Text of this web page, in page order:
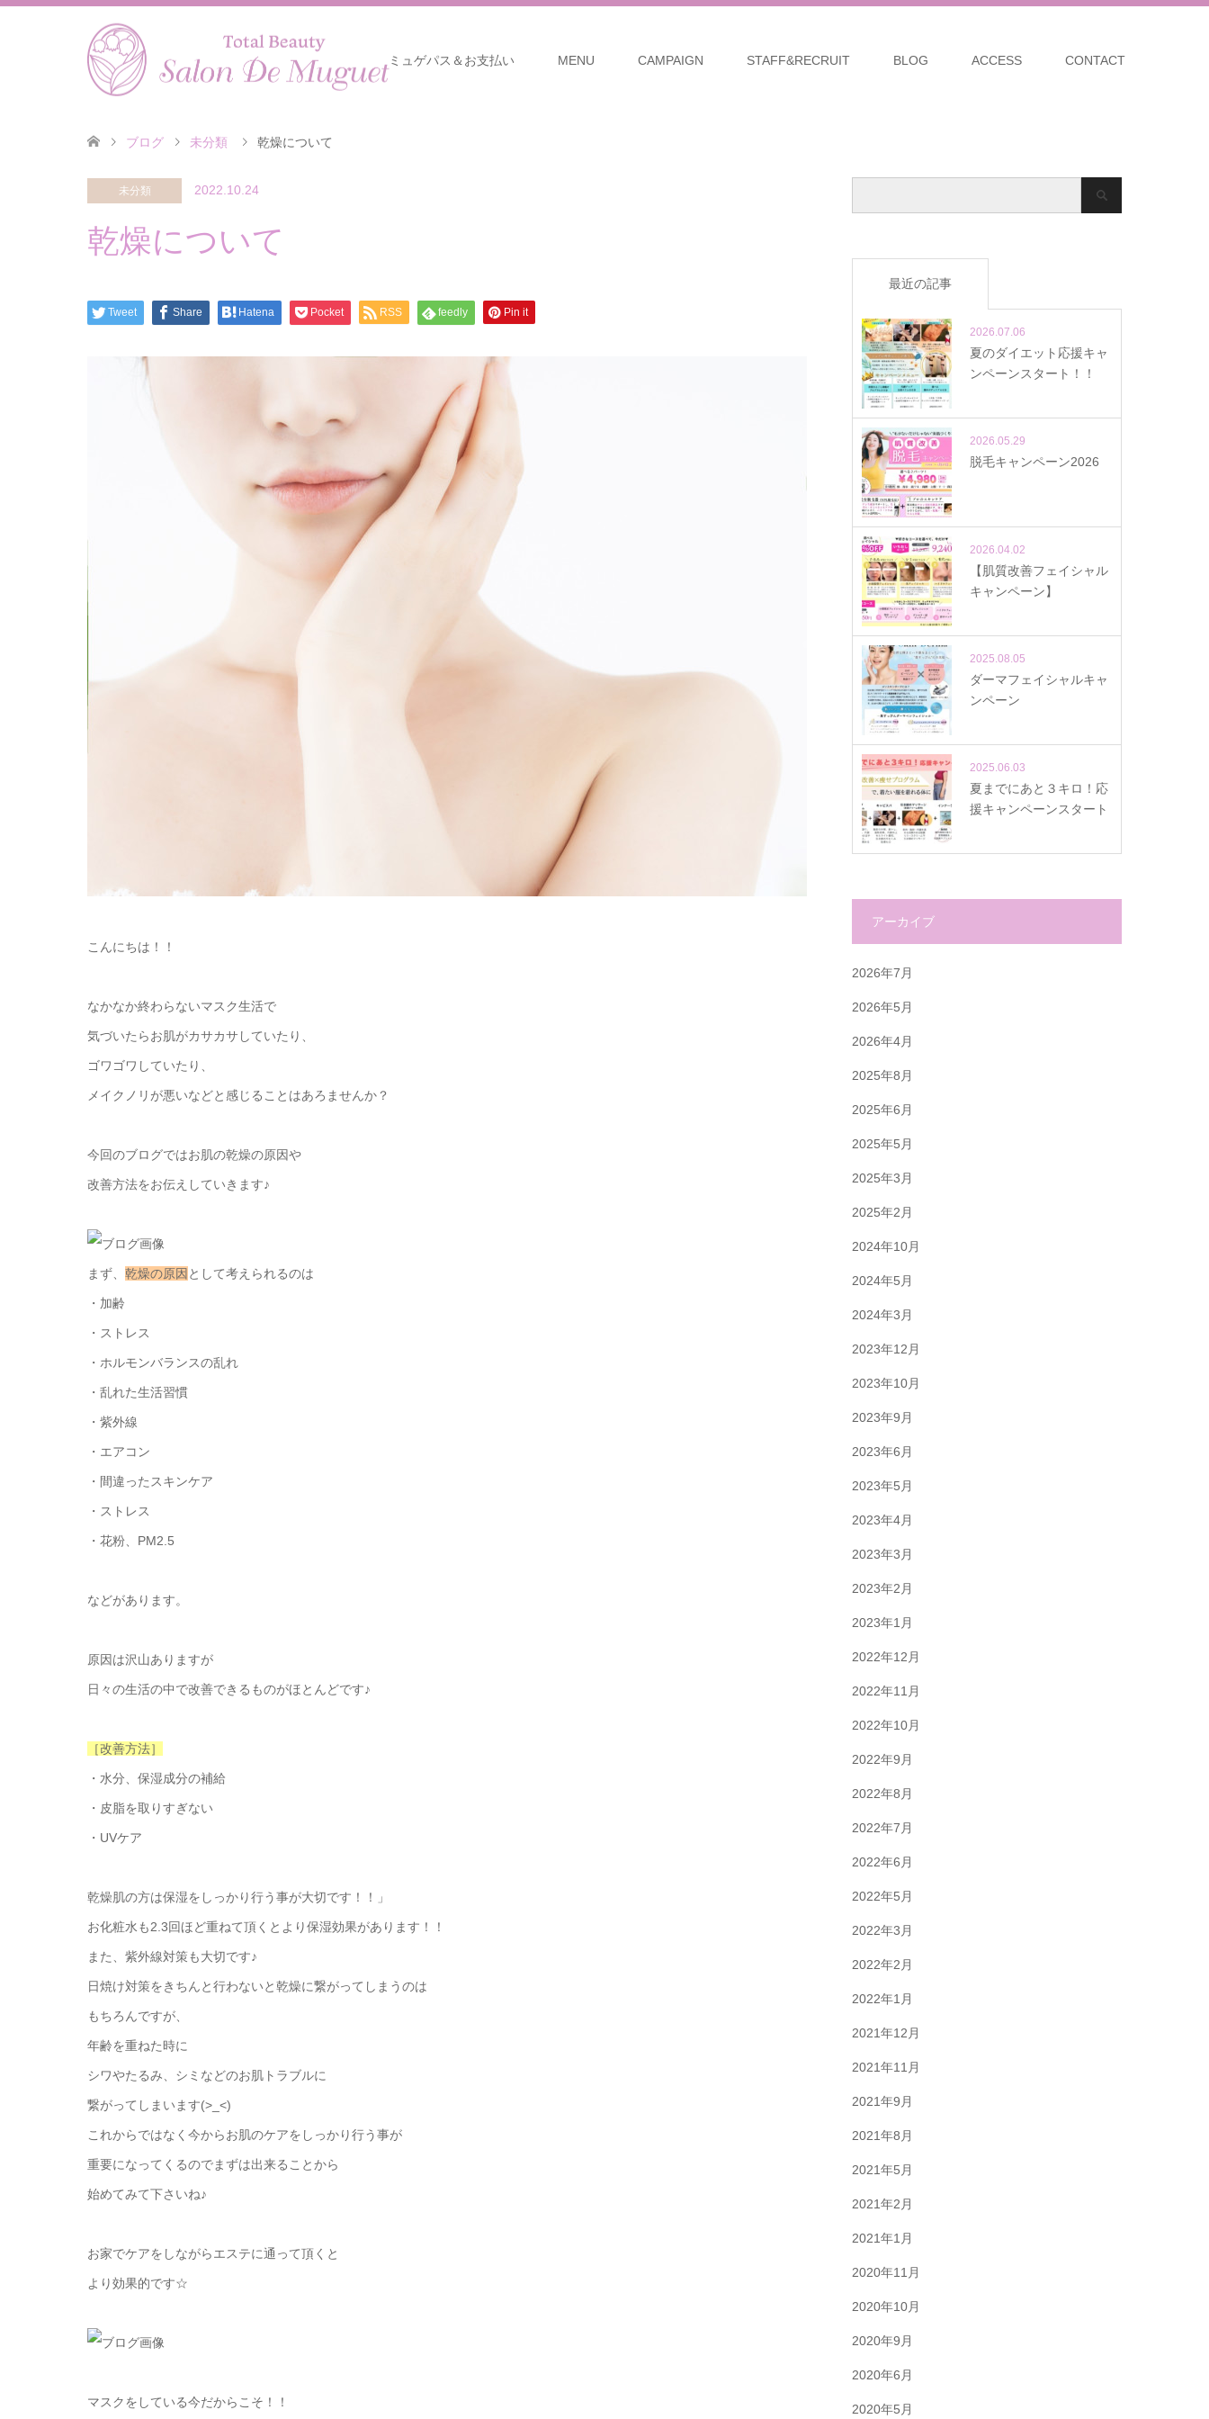
ミュゲパス＆お支払い MENU CAMPAIGN STAFF&RECRUIT BLOG ACCESS CONTACT
ブログ 未分類 乾燥について
未分類 2022.10.24
乾燥について
Tweet Share Hatena Pocket RSS feedly Pin it
こんにちは！！
なかなか終わらないマスク生活で
気づいたらお肌がカサカサしていたり、
ゴワゴワしていたり、
メイクノリが悪いなどと感じることはあろませんか？
今回のブログではお肌の乾燥の原因や
改善方法をお伝えしていきます♪
まず、 乾燥の原因 として考えられるのは
・加齢
・ストレス
・ホルモンバランスの乱れ
・乱れた生活習慣
・紫外線
・エアコン
・間違ったスキンケア
・ストレス
・花粉、PM2.5
などがあります。
原因は沢山ありますが
日々の生活の中で改善できるものがほとんどです♪
［改善方法］
・水分、保湿成分の補給
・皮脂を取りすぎない
・UVケア
乾燥肌の方は保湿をしっかり行う事が大切です！！」
お化粧水も2.3回ほど重ねて頂くとより保湿効果があります！！
また、紫外線対策も大切です♪
日焼け対策をきちんと行わないと乾燥に繋がってしまうのは
もちろんですが、
年齢を重ねた時に
シワやたるみ、シミなどのお肌トラブルに
繋がってしまいます(>_<)
これからではなく今からお肌のケアをしっかり行う事が
重要になってくるのでまずは出来ることから
始めてみて下さいね♪
お家でケアをしながらエステに通って頂くと
より効果的です☆
マスクをしている今だからこそ！！
最近の記事
2026.07.06
夏のダイエット応援キャ
ンペーンスタート！！
2026.05.29
脱毛キャンペーン2026
2026.04.02
【肌質改善フェイシャル
キャンペーン】
2025.08.05
ダーマフェイシャルキャ
ンペーン
2025.06.03
夏までにあと３キロ！応
援キャンペーンスタート
アーカイブ
2026年7月
2026年5月
2026年4月
2025年8月
2025年6月
2025年5月
2025年3月
2025年2月
2024年10月
2024年5月
2024年3月
2023年12月
2023年10月
2023年9月
2023年6月
2023年5月
2023年4月
2023年3月
2023年2月
2023年1月
2022年12月
2022年11月
2022年10月
2022年9月
2022年8月
2022年7月
2022年6月
2022年5月
2022年3月
2022年2月
2022年1月
2021年12月
2021年11月
2021年9月
2021年8月
2021年5月
2021年2月
2021年1月
2020年11月
2020年10月
2020年9月
2020年6月
2020年5月